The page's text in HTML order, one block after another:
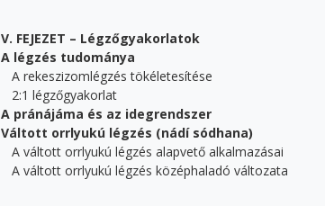
V. FEJEZET – Légzőgyakorlatok
A légzés tudománya
A rekeszizomlégzés tökéletesítése
2:1 légzőgyakorlat
A pránájáma és az idegrendszer
Váltott orrlyukú légzés (nádí sódhana)
A váltott orrlyukú légzés alapvető alkalmazásai
A váltott orrlyukú légzés középhaladó változata